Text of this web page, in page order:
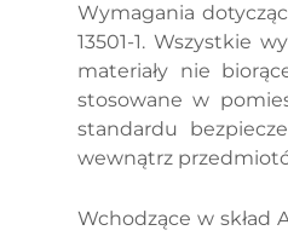
Wymagania
13501-1. Wszystkie
materiały nie
stosowane w
standardu
wewnątrz
Wchodzące w skład